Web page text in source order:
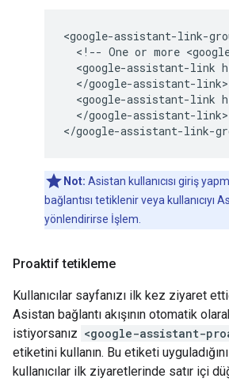
<google-assistant-link-
<!-- One or more
<google-assistant-link
  </google-assistant-link>
<google-assistant-link
  </google-assistant-link>
Not: Asistan kullanıcısı giriş
bağlantısı tetiklenir veya kullanıcıyı
yönlendirirse İşlem.
Proaktif tetikleme
Kullanıcılar sayfanızı ilk kez ziyaret
Asistan bağlantı akışının otomatik
istiyorsanız <google-assistant-
etiketini kullanın. Bu etiketi
kullanıcılar ilk ziyaretlerinde satır içi